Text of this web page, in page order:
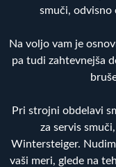
smuči, odvisno
Na voljo vam je
pa tudi zahtevnejša
Pri strojni obdelavi
za servis
Wintersteiger.
vaši meri, glede na